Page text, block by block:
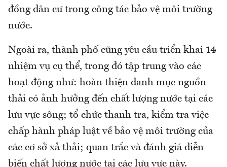
đồng dân cư trong công tác bảo vệ môi trường
nước.
Ngoài ra, thành phố cũng yêu cầu triển khai 14
nhiệm vụ cụ thể, trong đó tập trung vào các
hoạt động như: hoàn thiện danh mục nguồn
thải có ảnh hưởng đến chất lượng nước tại các
lưu vực sông; tổ chức thanh tra, kiểm tra việc
chấp hành pháp luật về bảo vệ môi trường của
các cơ sở xả thải; quan trắc và đánh giá diễn
biến chất lượng nước tại các lưu vực này.